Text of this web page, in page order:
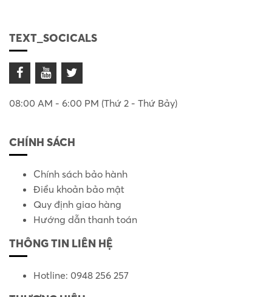
TEXT_SOCICALS
08:00 AM - 6:00 PM (Thứ 2 - Thứ Bảy)
CHÍNH SÁCH
Chính sách bảo hành
Điều khoản bảo mật
Quy định giao hàng
Hướng dẫn thanh toán
THÔNG TIN LIÊN HỆ
Hotline: 0948 256 257